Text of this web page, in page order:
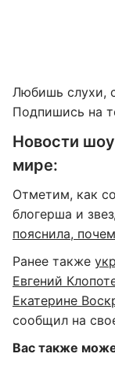
Любишь слухи,
Подпишись на
Новости
мире:
Отметим, как
блогерша и
пояснила,
Ранее также
Евгений
Екатерине
сообщил на
Вас также